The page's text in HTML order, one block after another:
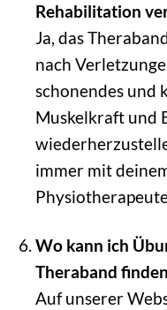
Rehabilitation
Ja, das
nach
schonendes und
Muskelkraft und
immer mit
Wo kann ich
Theraband
Auf unserer